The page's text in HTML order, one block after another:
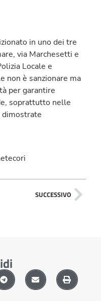
in uno dei tre
via Marchesetti e
Locale e
non è sanzionare ma
per garantire
soprattutto nelle
dimostrate
SUCCESSIVO